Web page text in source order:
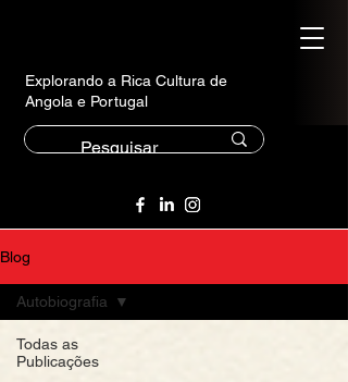
Explorando a Rica Cultura de
Angola e Portugal
Blog
Todas as
Publicações
Autobiografia